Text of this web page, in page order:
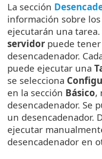
La sección
información sobre
ejecutarán una tarea.
servidor puede
desencadenador.
puede ejecutar una
se selecciona
en la sección Básico,
desencadenador. Se
un desencadenador.
ejecutar
desencadenador en